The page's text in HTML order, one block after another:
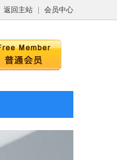
返回主站 会员中心